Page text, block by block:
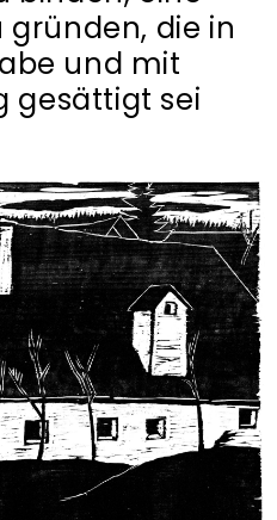
gründen, die in
und mit
gesättigt sei